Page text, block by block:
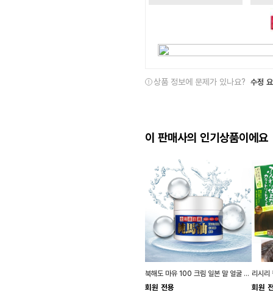
상품 정보에 문제가 있나요? 수정
이 판매사의 인기상품이에요
북해도 마유 100 크림 일본 말 얼굴 바디 팔 발 120g
회원 전용 회원